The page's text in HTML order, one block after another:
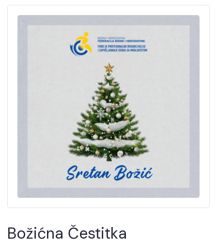
Božićna Čestitka